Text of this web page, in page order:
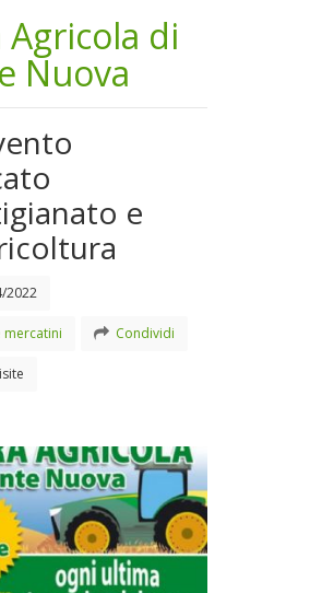
Agricola di
Nuova
e
2022
mercatini Condividi